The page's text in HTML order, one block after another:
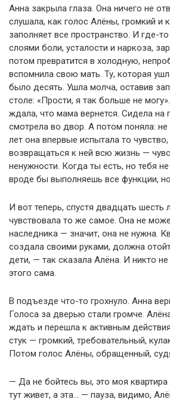
Анна закрыла глаза. Она ничего не
слушала, как голос Алёны, громкий и
заполняет все пространство. И где-
слоями боли, усталости и наркоза,
потом превратится в холодную,
вспомнила свою мать. Ту, которая
было десять. Ушла молча, оставив
столе: «Прости, я так больше не
ждала, что мама вернется. Сидела на
смотрела во двор. А потом поняла: не
лет она впервые испытала то
возвращаться к ней всю жизнь —
ненужности. Когда ты есть, но тебя
вроде бы выполняешь все функции,
И вот теперь, спустя двадцать шесть
чувствовала то же самое. Она не
наследника — значит, она не нужна.
создала своими руками, должна
дети, — так сказала Алёна. И никто
этого сама.
В подъезде что-то грохнуло. Анна
Голоса за дверью стали громче.
ждать и перешла к активным
стук — громкий, требовательный,
Потом голос Алёны, обращенный,
— Да не бойтесь вы, это моя
тут живет, а эта… — пауза, видимо,